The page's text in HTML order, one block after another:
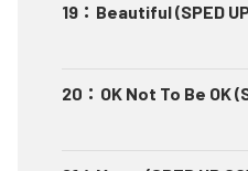
19 ： Beautiful (SPED
20 ： OK Not To Be OK